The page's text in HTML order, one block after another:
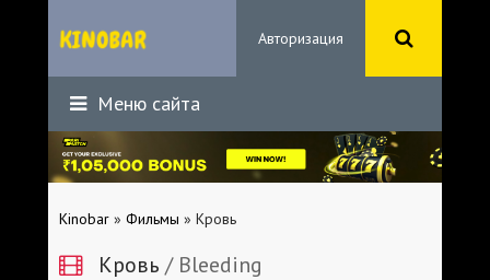
Авторизация
Меню сайта
Kinobar » Фильмы » Кровь
Кровь / Bleeding